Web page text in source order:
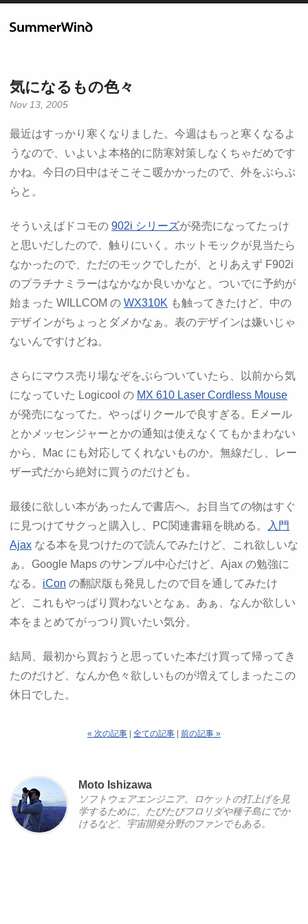
気になるもの色々
Nov 13, 2005
最近はすっかり寒くなりました。今週はもっと寒くなるよ
うなので、いよいよ本格的に防寒対策しなくちゃだめです
かね。今日の日中はそこそこ暖かかったので、外をぶらぶ
らと。
そういえばドコモの 902i シリーズが発売になってたっけ
と思いだしたので、触りにいく。ホットモックが見当たら
なかったので、ただのモックでしたが、とりあえず F902i
のプラチナミラーはなかなか良いかなと。ついでに予約が
始まった WILLCOM の WX310K も触ってきたけど、中の
デザインがちょっとダメかなぁ。表のデザインは嫌いじゃ
ないんですけどね。
さらにマウス売り場なぞをぶらついていたら、以前から気
になっていた Logicool の MX 610 Laser Cordless Mouse
が発売になってた。やっぱりクールで良すぎる。Eメール
とかメッセンジャーとかの通知は使えなくてもかまわない
から、Mac にも対応してくれないものか。無線だし、レー
ザー式だから絶対に買うのだけども。
最後に欲しい本があったんで書店へ。お目当ての物はすぐ
に見つけてサクっと購入し、PC関連書籍を眺める。
入門
Ajax なる本を見つけたので読んでみたけど、これ欲しいな
ぁ。Google Maps のサンプル中心だけど、Ajax の勉強に
なる。 iCon の翻訳版も発見したので目を通してみたけ
ど、これもやっぱり買わないとなぁ。あぁ、なんか欲しい
本をまとめてがっつり買いたい気分。
結局、最初から買おうと思っていた本だけ買って帰ってき
たのだけど、なんか色々欲しいものが増えてしまったこの
休日でした。
« 次の記事 全ての記事 前の記事 »
Moto Ishizawa
ソフトウェアエンジニア。ロケットの打上げを見
学するために、たびたびフロリダや種子島にでか
けるなど、宇宙開発分野のファンでもある。